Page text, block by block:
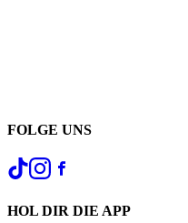
FOLGE UNS
HOL DIR DIE APP